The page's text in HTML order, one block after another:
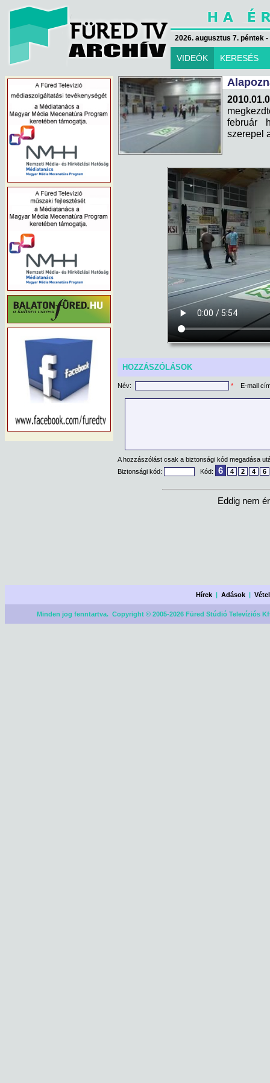
2026. augusztus 7. péntek
VIDEÓK KERESÉS
február
szerepel
HOZZÁSZÓLÁSOK
Név: * E-mail
A hozzászólást csak a biztonsági kód megadása
Biztonsági kód:
Kód: 6 4 2 4 6
Eddig nem
Hírek |Adások |
Minden jog fenntartva. Copyright © 2005-2026 Füred Stúdió Televíziós